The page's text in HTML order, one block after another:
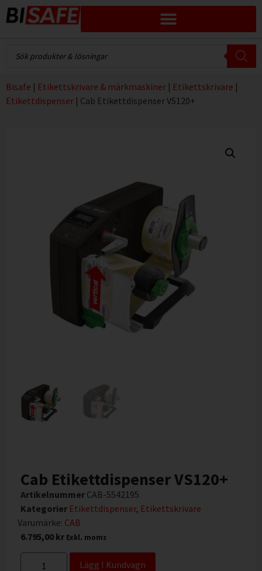
Bisafe | Etikettskrivare & märkmaskiner | Etikettskrivare |
Etikettdispenser | Cab Etikettdispenser VS120+
Cab Etikettdispenser VS120+
Artikelnummer CAB-5542195
Kategorier Etikettdispenser, Etikettskrivare
Varumärke: CAB
6.795,00 kr Exkl. moms
Lägg I Kundvagn